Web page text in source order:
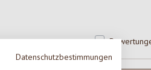
Datenschutzbestimmungen